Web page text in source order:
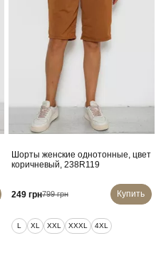
Шорты женские однотонные, цвет
коричневый, 238R119
249 грн799 грн Купить
L XL XXL XXXL 4XL